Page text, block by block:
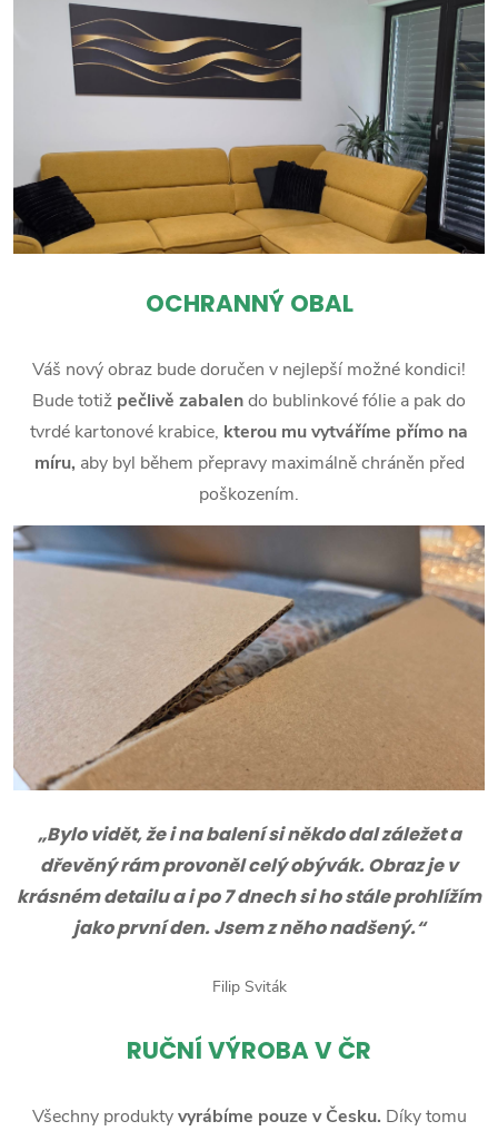
OCHRANNÝ OBAL
Váš nový obraz bude doručen v nejlepší možné kondici!
Bude totiž pečlivě zabalendo bublinkové fólie a pak do
tvrdé kartonové krabice, kterou mu vytváříme přímo na
míru, aby byl během přepravy maximálně chráněn před
poškozením.
„Bylo vidět, že i na balení si někdo dal záležet a
dřevěný rám provoněl celý obývák. Obraz je v
krásném detailu a i po 7 dnech si ho stále prohlížím
jako první den. Jsem z něho nadšený.“
Filip Sviták
RUČNÍ VÝROBA V ČR
Všechny produktyvyrábíme pouze v Česku. Díky tomu